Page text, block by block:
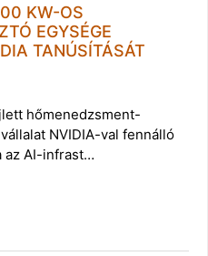
KW-OS
EGYSÉGE
TANÚSÍTÁSÁT
hőmenedzsment-
NVIDIA-val fennálló
az AI-infrast…